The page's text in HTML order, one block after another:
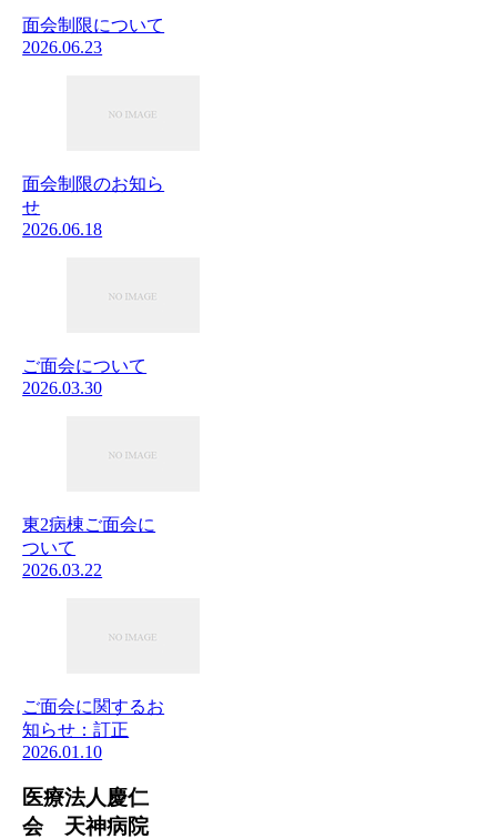
面会制限について
2026.06.23
面会制限のお知ら
せ
2026.06.18
ご面会について
2026.03.30
東2病棟ご面会に
ついて
2026.03.22
ご面会に関するお
知らせ：訂正
2026.01.10
医療法人慶仁
会 天神病院